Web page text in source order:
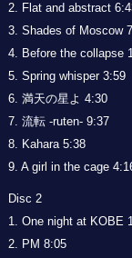
2. Flat and abstract
3. Shades of Moscow
4. Before the collapse
5. Spring whisper 3:59
6. 満天の星よ 4:30
7. 流転 -ruten- 9:37
8. Kahara 5:38
9. A girl in the cage
Disc 2
1. One night at KOBE
2. PM 8:05